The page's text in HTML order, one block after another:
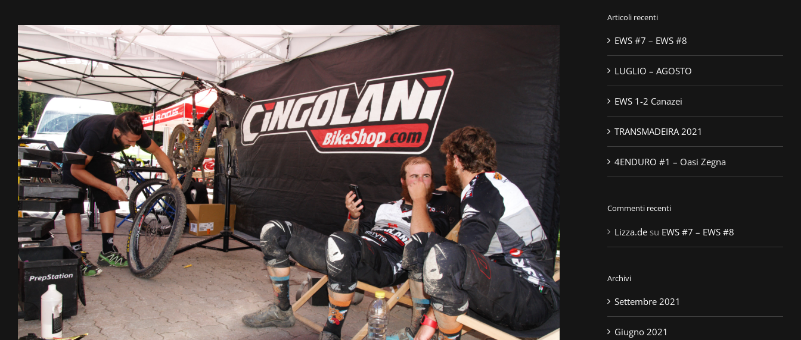
Ingrandisci
immagine
Articoli recenti
EWS #7 – EWS #8
LUGLIO – AGOSTO
EWS 1-2 Canazei
TRANSMADEIRA 2021
4ENDURO #1 – Oasi Zegna
Commenti recenti
Lizza.desu EWS #7 – EWS #8
Archivi
Settembre 2021
Giugno 2021